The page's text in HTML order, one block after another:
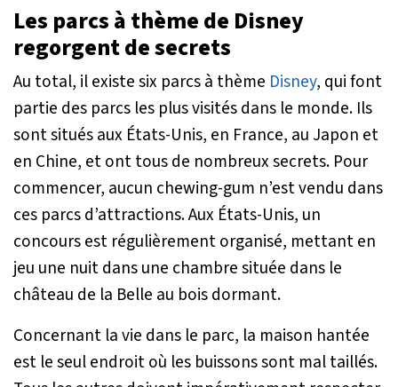
Les parcs à thème de Disney
regorgent de secrets
Au total, il existe six parcs à thème Disney, qui font
partie des parcs les plus visités dans le monde. Ils
sont situés aux États-Unis, en France, au Japon et
en Chine, et ont tous de nombreux secrets. Pour
commencer, aucun chewing-gum n’est vendu dans
ces parcs d’attractions. Aux États-Unis, un
concours est régulièrement organisé, mettant en
jeu une nuit dans une chambre située dans le
château de la Belle au bois dormant.
Concernant la vie dans le parc, la maison hantée
est le seul endroit où les buissons sont mal taillés.